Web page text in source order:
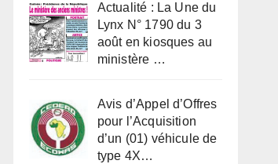
Actualité : La Une du
Lynx N° 1790 du 3
août en kiosques au
ministère …
Avis d’Appel d’Offres
pour l’Acquisition
d’un (01) véhicule de
type 4X…